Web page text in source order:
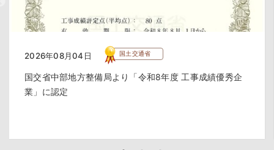
2026年08月04日 国土交通省
国交省中部地方整備局より「令和8年度 工事成績優秀企
業」に認定